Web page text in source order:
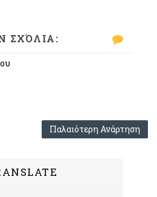
ΣΧΌΛΙΑ:
Παλαιότερη Ανάρτηση